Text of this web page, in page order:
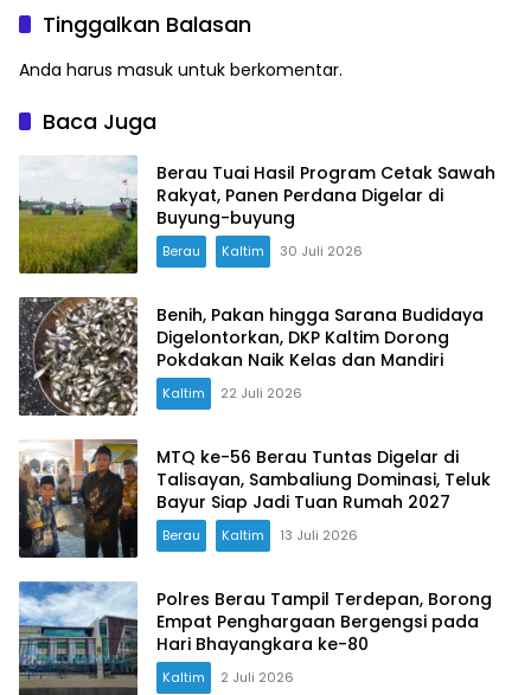
Permanen
Tinggalkan Balasan
Anda harus masuk untuk berkomentar.
Baca Juga
Berau Tuai Hasil Program Cetak Sawah
Rakyat, Panen Perdana Digelar di
Buyung-buyung
Berau Kaltim 30 Juli 2026
Benih, Pakan hingga Sarana Budidaya
Digelontorkan, DKP Kaltim Dorong
Pokdakan Naik Kelas dan Mandiri
Kaltim 22 Juli 2026
MTQ ke-56 Berau Tuntas Digelar di
Talisayan, Sambaliung Dominasi, Teluk
Bayur Siap Jadi Tuan Rumah 2027
Berau Kaltim 13 Juli 2026
Polres Berau Tampil Terdepan, Borong
Empat Penghargaan Bergengsi pada
Hari Bhayangkara ke-80
Kaltim 2 Juli 2026